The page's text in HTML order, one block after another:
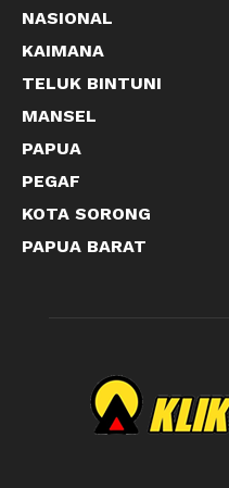
NASIONAL
KAIMANA
TELUK BINTUNI
MANSEL
PAPUA
PEGAF
KOTA SORONG
PAPUA BARAT